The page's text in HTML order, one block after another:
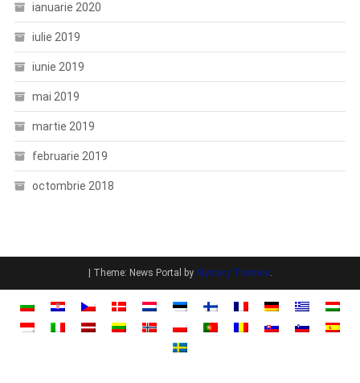
ianuarie 2020
iulie 2019
iunie 2019
mai 2019
martie 2019
februarie 2019
octombrie 2018
Theme: News Portal by Mystery Themes.